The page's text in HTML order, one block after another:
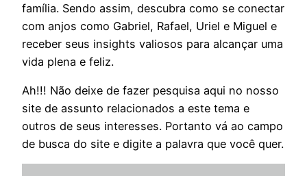
família. Sendo assim, descubra como se conectar
com anjos como Gabriel, Rafael, Uriel e Miguel e
receber seus insights valiosos para alcançar uma
vida plena e feliz.
Ah!!! Não deixe de fazer pesquisa aqui no nosso
site de assunto relacionados a este tema e
outros de seus interesses. Portanto vá ao campo
de busca do site e digite a palavra que você quer.